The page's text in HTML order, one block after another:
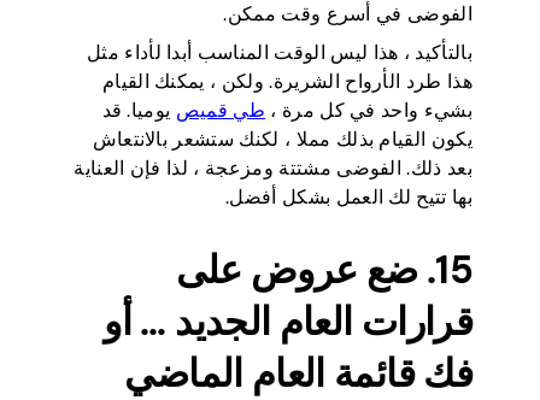
الفوضى في أسرع وقت ممكن.
بالتأكيد ، هذا ليس الوقت المناسب أبدا لأداء مثل
هذا طرد الأرواح الشريرة. ولكن ، يمكنك القيام
بشيء واحد في كل مرة ، طي قميص يوميا. قد
يكون القيام بذلك مملا ، لكنك ستشعر بالانتعاش
بعد ذلك. الفوضى مشتتة ومزعجة ، لذا فإن العناية
بها تتيح لك العمل بشكل أفضل.
15. ضع عروض على
قرارات العام الجديد … أو
فك قائمة العام الماضي